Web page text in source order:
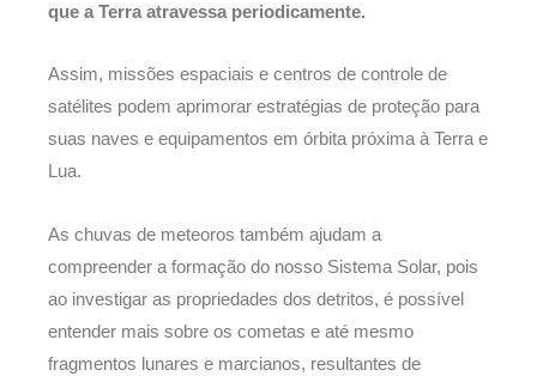
que a Terra atravessa periodicamente.
Assim, missões espaciais e centros de controle de
satélites podem aprimorar estratégias de proteção para
suas naves e equipamentos em órbita próxima à Terra e
Lua.
As chuvas de meteoros também ajudam a
compreender a formação do nosso Sistema Solar, pois
ao investigar as propriedades dos detritos, é possível
entender mais sobre os cometas e até mesmo
fragmentos lunares e marcianos, resultantes de